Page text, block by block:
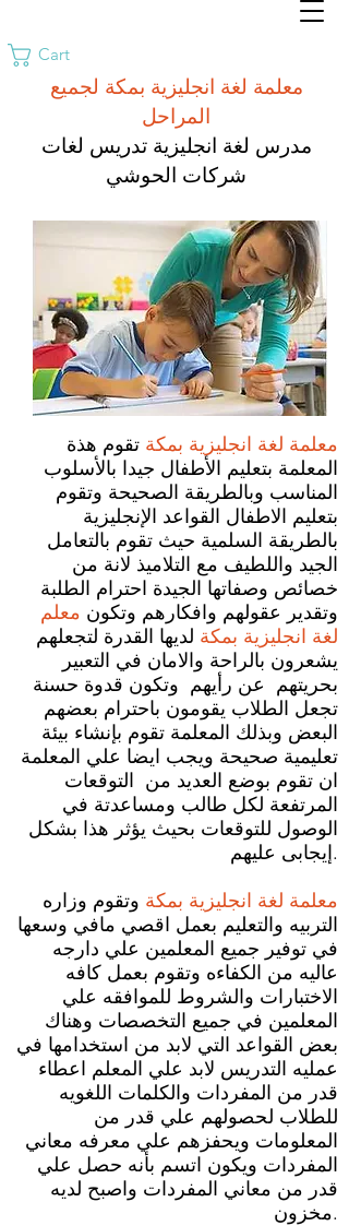
Cart
معلمة لغة انجليزية بمكة لجميع
المراحل
مدرس لغة انجليزية تدريس لغات
شركات الحوشي
معلمة لغة انجليزية بمكة تقوم هذة
المعلمة بتعليم الأطفال جيدا بالأسلوب
المناسب وبالطريقة الصحيحة وتقوم
بتعليم الاطفال القواعد الإنجليزية
بالطريقة السلمية حيث تقوم بالتعامل
الجيد واللطيف مع التلاميذ لانة من
خصائص وصفاتها الجيدة احترام الطلبة
وتقدير عقولهم وافكارهم وتكون معلم
لغة انجليزية بمكة لديها القدرة لتجعلهم
يشعرون بالراحة والامان في التعبير
بحريتهم عن رأيهم وتكون قدوة حسنة
تجعل الطلاب يقومون باحترام بعضهم
البعض وبذلك المعلمة تقوم بإنشاء بيئة
تعليمية صحيحة ويجب ايضا علي المعلمة
ان تقوم بوضع العديد من التوقعات
المرتفعة لكل طالب ومساعدتة في
الوصول للتوقعات بحيث يؤثر هذا بشكل
إيجابى عليهم.
معلمة لغة انجليزية بمكة وتقوم وزاره
التربيه والتعليم بعمل اقصي مافي وسعها
في توفير جميع المعلمين علي دارجه
عاليه من الكفاءه وتقوم بعمل كافه
الاختبارات والشروط للموافقه علي
المعلمين في جميع التخصصات وهناك
بعض القواعد التي لابد من استخدامها في
عمليه التدريس لابد علي المعلم اعطاء
قدر من المفردات والكلمات اللغويه
للطلاب لحصولهم علي قدر من
المعلومات ويحفزهم علي معرفه معاني
المفردات ويكون اتسم بأنه حصل علي
قدر من معاني المفردات واصبح لديه
مخزون.